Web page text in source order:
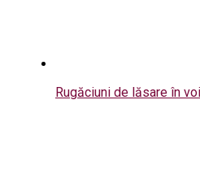
Rugăciuni de lăsare în